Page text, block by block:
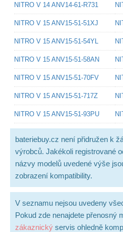
NITRO V 14 ANV14-61-R731
NITRO V 15 ANV15-51-51XJ
NITRO V 15 ANV15-51-54YL
NITRO V 15 ANV15-51-58AN
NITRO V 15 ANV15-51-70FV
NITRO V 15 ANV15-51-717Z
NITRO V 15 ANV15-51-93PU
bateriebuy.cz není přidružen k
výrobců. Jakékoli registrované
názvy modelů uvedené výše
zobrazení kompatibility.
V seznamu nejsou uvedeny
Pokud zde nenajdete přenosný
zákaznický servis ohledně